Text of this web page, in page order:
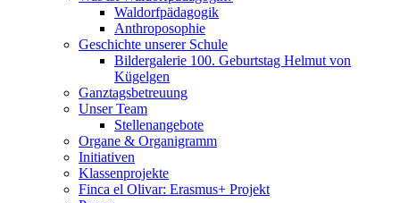
Waldorfpädagogik
Anthroposophie
Geschichte unserer Schule
Bildergalerie 100. Geburtstag Helmut von
Kügelgen
Ganztagsbetreuung
Unser Team
Stellenangebote
Organe & Organigramm
Initiativen
Klassenprojekte
Finca el Olivar: Erasmus+ Projekt